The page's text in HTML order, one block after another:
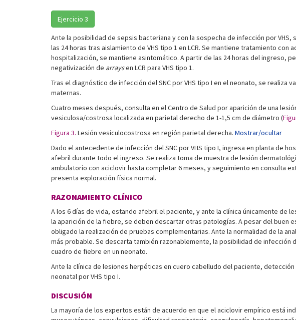
Ejercicio 3
Ante la posibilidad de sepsis bacteriana y con la sospecha de infección por
las 24 horas tras aislamiento de VHS tipo 1 en LCR. Se mantiene tratamiento
hospitalización, se mantiene asintomático. A partir de las 24 horas del ingreso,
negativización de arraysen LCR para VHS tipo 1.
Tras el diagnóstico de infección del SNC por VHS tipo I en el neonato, se
maternas.
Cuatro meses después, consulta en el Centro de Salud por aparición de una
vesiculosa/costrosa localizada en parietal derecho de 1-1,5 cm de diámetro (
Figura 3. Lesión vesiculocostrosa en región parietal derecha. Mostrar/ocultar
Dado el antecedente de infección del SNC por VHS tipo I, ingresa en planta de
afebril durante todo el ingreso. Se realiza toma de muestra de lesión
ambulatorio con aciclovir hasta completar 6 meses, y seguimiento en consulta
presenta exploración física normal.
RAZONAMIENTO CLÍNICO
A los 6 días de vida, estando afebril el paciente, y ante la clínica únicamente de
la aparición de la fiebre, se deben descartar otras patologías. A pesar del
obligado la realización de pruebas complementarias. Ante la normalidad de la
más probable. Se descarta también razonablemente, la posibilidad de
cuadro de fiebre en un neonato.
Ante la clínica de lesiones herpéticas en cuero cabelludo del paciente, detección
neonatal por VHS tipo I.
DISCUSIÓN
La mayoría de los expertos están de acuerdo en que el aciclovir empírico está